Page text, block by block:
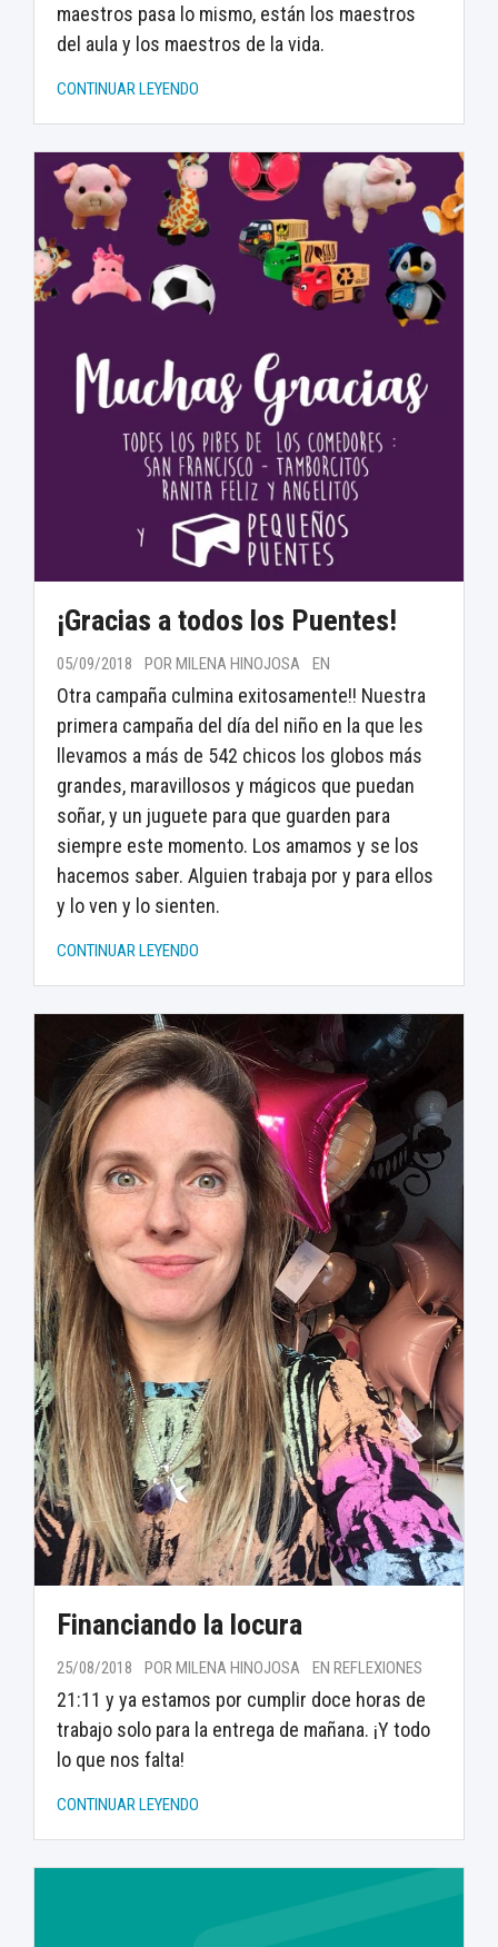
maestros pasa lo mismo, están los maestros
del aula y los maestros de la vida.
CONTINUAR LEYENDO
¡Gracias a todos los Puentes!
05/09/2018 POR MILENA HINOJOSA EN
Otra campaña culmina exitosamente!! Nuestra
primera campaña del día del niño en la que les
llevamos a más de 542 chicos los globos más
grandes, maravillosos y mágicos que puedan
soñar, y un juguete para que guarden para
siempre este momento. Los amamos y se los
hacemos saber. Alguien trabaja por y para ellos
y lo ven y lo sienten.
CONTINUAR LEYENDO
Financiando la locura
25/08/2018 POR MILENA HINOJOSA EN REFLEXIONES
21:11 y ya estamos por cumplir doce horas de
trabajo solo para la entrega de mañana. ¡Y todo
lo que nos falta!
CONTINUAR LEYENDO